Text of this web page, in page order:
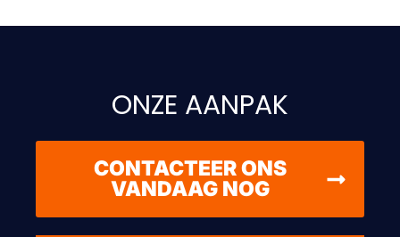
ONZE AANPAK
CONTACTEER ONS
VANDAAG NOG